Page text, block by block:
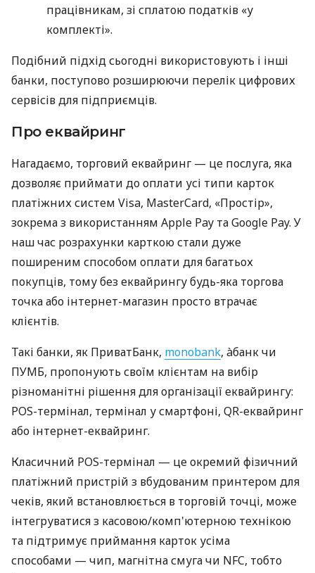
працівникам, зі сплатою податків «у
комплекті».
Подібний підхід сьогодні використовують і інші
банки, поступово розширюючи перелік цифрових
сервісів для підприємців.
Про еквайринг
Нагадаємо, торговий еквайринг — це послуга, яка
дозволяє приймати до оплати усі типи карток
платіжних систем Visa, MasterCard, «Простір»,
зокрема з використанням Apple Pay та Google Pay. У
наш час розрахунки карткою стали дуже
поширеним способом оплати для багатьох
покупців, тому без еквайрингу будь-яка торгова
точка або інтернет-магазин просто втрачає
клієнтів.
Такі банки, як ПриватБанк, monobank, àбанк чи
ПУМБ, пропонують своїм клієнтам на вибір
різноманітні рішення для організації еквайрингу:
POS-термінал, термінал у смартфоні, QR-еквайринг
або інтернет-еквайринг.
Класичний POS-термінал — це окремий фізичний
платіжний пристрій з вбудованим принтером для
чеків, який встановлюється в торговій точці, може
інтегруватися з касовою/комп'ютерною технікою
та підтримує приймання карток усіма
способами — чип, магнітна смуга чи NFC, тобто